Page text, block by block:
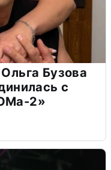
Бузова
с
2»